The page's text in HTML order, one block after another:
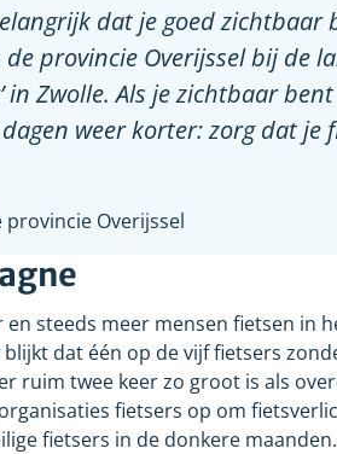
dat je goed zichtbaar
provincie Overijssel bij de
in Zwolle. Als je zichtbaar
weer korter: zorg dat je
Overijssel
steeds meer mensen fietsen in
dat één op de vijf fietsers
ruim twee keer zo groot is als
fietsers op om
fietsers in de donkere maanden.